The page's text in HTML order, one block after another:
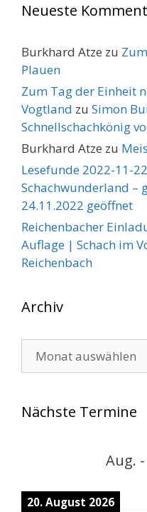
Neueste
Burkhard Atze zu
Plauen
Zum Tag der Einheit
Vogtland zu Simon
Schnellschachkönig
Burkhard Atze zu
Lesefunde 2022-11-
Schachwunderland –
24.11.2022 geöffnet
Reichenbacher
Auflage | Schach im
Reichenbach
Archiv
Nächste Termine
Aug.
20. August 2026